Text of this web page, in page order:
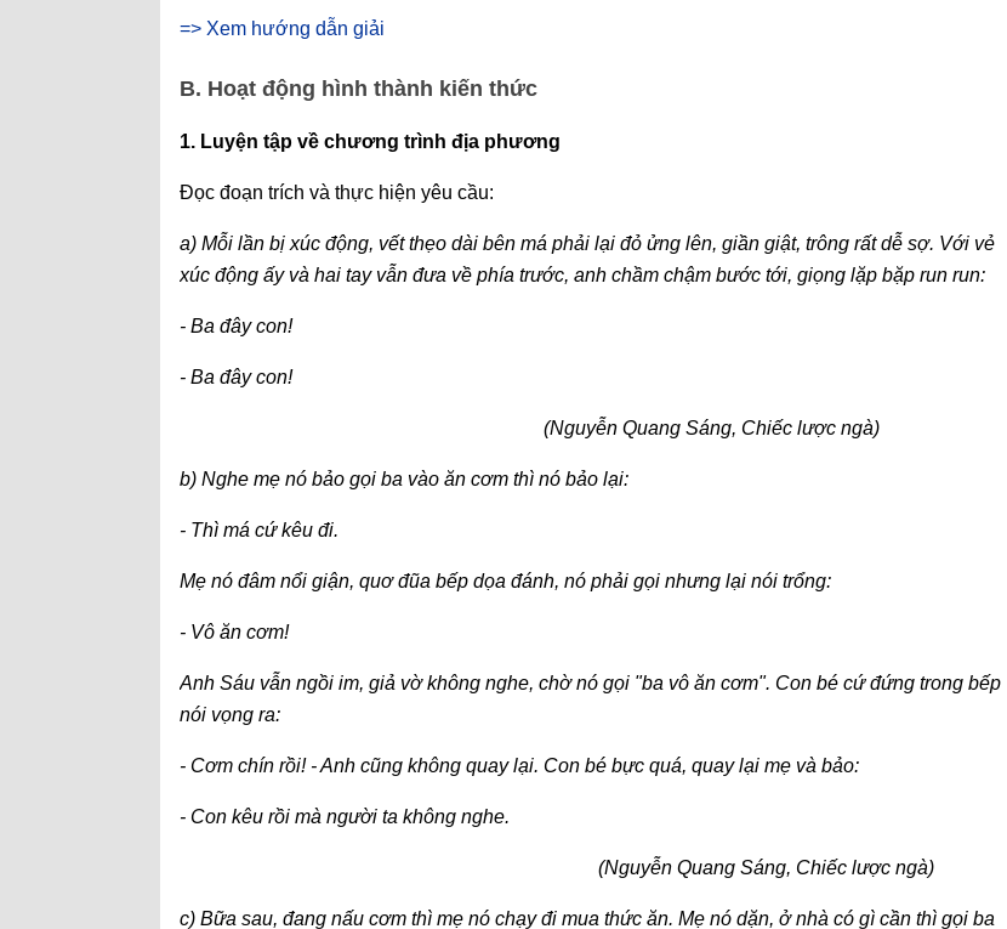
=> Xem hướng dẫn giải
B. Hoạt động hình thành kiến thức
1. Luyện tập về chương trình địa phương
Đọc đoạn trích và thực hiện yêu cầu:
a) Mỗi lần bị xúc động, vết thẹo dài bên má phải lại đỏ ửng lên, giần giật, trông rất dễ sợ. Với vẻ
xúc động ấy và hai tay vẫn đưa về phía trước, anh chầm chậm bước tới, giọng lặp bặp run run:
- Ba đây con!
- Ba đây con!
(Nguyễn Quang Sáng, Chiếc lược ngà)
b) Nghe mẹ nó bảo gọi ba vào ăn cơm thì nó bảo lại:
- Thì má cứ kêu đi.
Mẹ nó đâm nổi giận, quơ đũa bếp dọa đánh, nó phải gọi nhưng lại nói trổng:
- Vô ăn cơm!
Anh Sáu vẫn ngồi im, giả vờ không nghe, chờ nó gọi "ba vô ăn cơm". Con bé cứ đứng trong bếp
nói vọng ra:
- Cơm chín rồi! - Anh cũng không quay lại. Con bé bực quá, quay lại mẹ và bảo:
- Con kêu rồi mà người ta không nghe.
(Nguyễn Quang Sáng, Chiếc lược ngà)
c) Bữa sau, đang nấu cơm thì mẹ nó chạy đi mua thức ăn. Mẹ nó dặn, ở nhà có gì cần thì gọi ba